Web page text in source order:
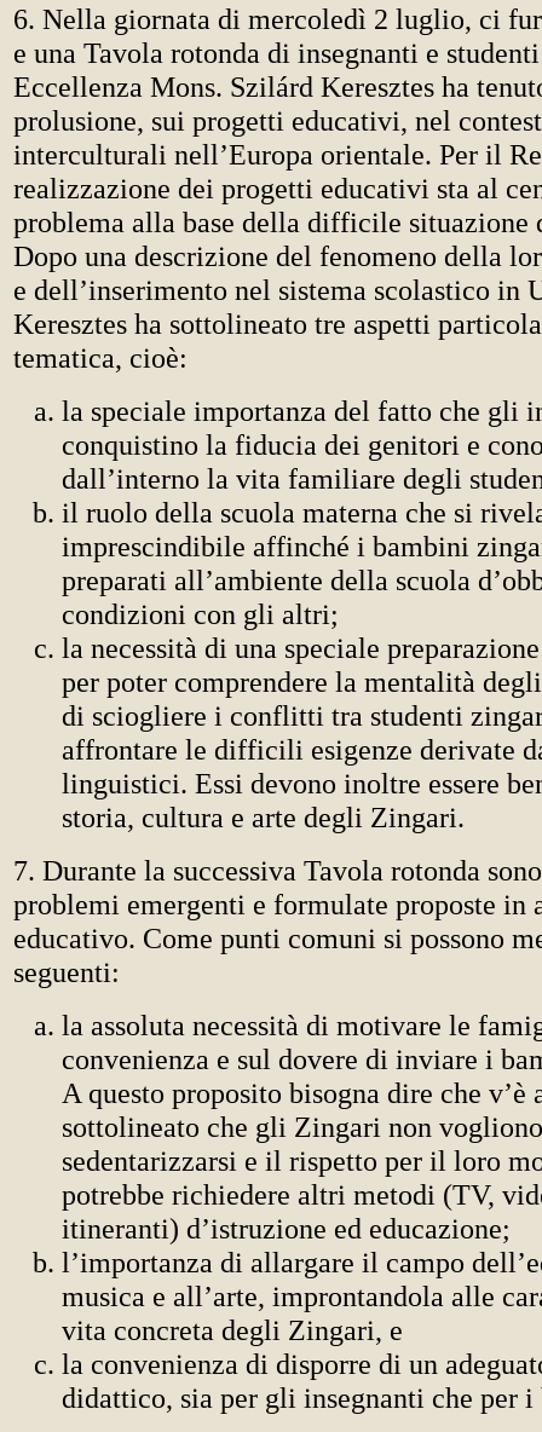
6. Nella giornata di mercoledì 2 luglio, ci
e una Tavola rotonda di insegnanti e
Eccellenza Mons. Szilárd Keresztes ha
prolusione, sui progetti educativi, nel
interculturali nell’Europa orientale. Per il
realizzazione dei progetti educativi sta al
problema alla base della difficile situazione
Dopo una descrizione del fenomeno della
e dell’inserimento nel sistema scolastico in
Keresztes ha sottolineato tre aspetti
tematica, cioè:
la speciale importanza del fatto che gli
conquistino la fiducia dei genitori e
dall’interno la vita familiare degli
il ruolo della scuola materna che si
imprescindibile affinché i bambini
preparati all’ambiente della scuola
condizioni con gli altri;
la necessità di una speciale
per poter comprendere la mentalità
di sciogliere i conflitti tra studenti
affrontare le difficili esigenze derivate
linguistici. Essi devono inoltre essere
storia, cultura e arte degli Zingari.
7. Durante la successiva Tavola rotonda
problemi emergenti e formulate proposte in
educativo. Come punti comuni si possono
seguenti:
la assoluta necessità di motivare le
convenienza e sul dovere di inviare i
A questo proposito bisogna dire che v’è
sottolineato che gli Zingari non
sedentarizzarsi e il rispetto per il loro
potrebbe richiedere altri metodi (TV,
itineranti) d’istruzione ed educazione;
l’importanza di allargare il campo
musica e all’arte, improntandola alle
vita concreta degli Zingari, e
la convenienza di disporre di un
didattico, sia per gli insegnanti che per